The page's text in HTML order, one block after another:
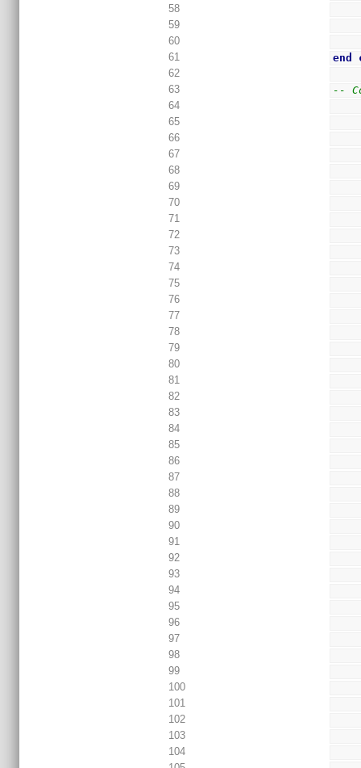
58
59
60
61
end
62
63
--
64
65
66
67
68
69
70
71
72
73
74
75
76
77
78
79
80
81
82
83
84
85
86
87
88
89
90
91
92
93
94
95
96
97
98
99
100
101
102
103
104